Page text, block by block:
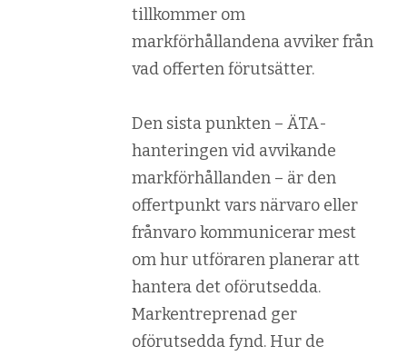
tillkommer om
markförhållandena avviker från
vad offerten förutsätter.
Den sista punkten – ÄTA-
hanteringen vid avvikande
markförhållanden – är den
offertpunkt vars närvaro eller
frånvaro kommunicerar mest
om hur utföraren planerar att
hantera det oförutsedda.
Markentreprenad ger
oförutsedda fynd. Hur de